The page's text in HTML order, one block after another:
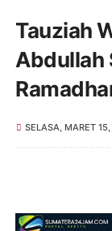
Tauziah
Abdullah
SELASA, MARET